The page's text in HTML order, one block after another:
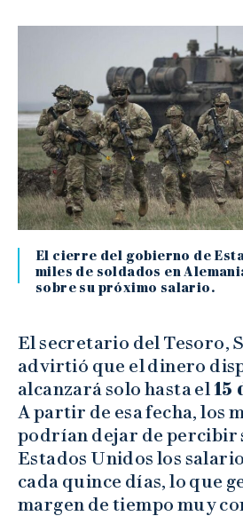
El cierre del gobierno de
miles de soldados en
sobre su próximo salario.
El secretario del Tesoro,
advirtió que el dinero
alcanzará solo hasta el 15
A partir de esa fecha, los
podrían dejar de percibir
Estados Unidos los
cada quince días, lo que
margen de tiempo muy